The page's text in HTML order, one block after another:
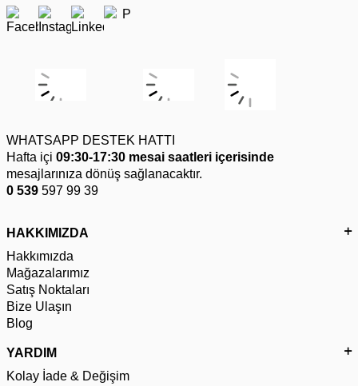
WHATSAPP DESTEK HATTI
Hafta içi 09:30-17:30 mesai saatleri içerisinde
mesajlarınıza dönüş sağlanacaktır.
0 539 597 99 39
HAKKIMIZDA
Hakkımızda
Mağazalarımız
Satış Noktaları
Bize Ulaşın
Blog
YARDIM
Kolay İade & Değişim